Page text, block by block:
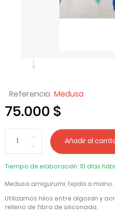
Referencia Medusa
75.000 $
Añadir al
Tiempo de elaboración: 10 días
Medusa amigurumi, tejida a mano.
Utilizamos hilos entre algosón y
relleno de fibra de siliconada.